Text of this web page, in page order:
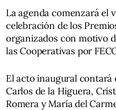
La agenda comenzará el
celebración de los
organizados con motivo
las Cooperativas por
El acto inaugural
Carlos de la Higuera,
Romera y María del